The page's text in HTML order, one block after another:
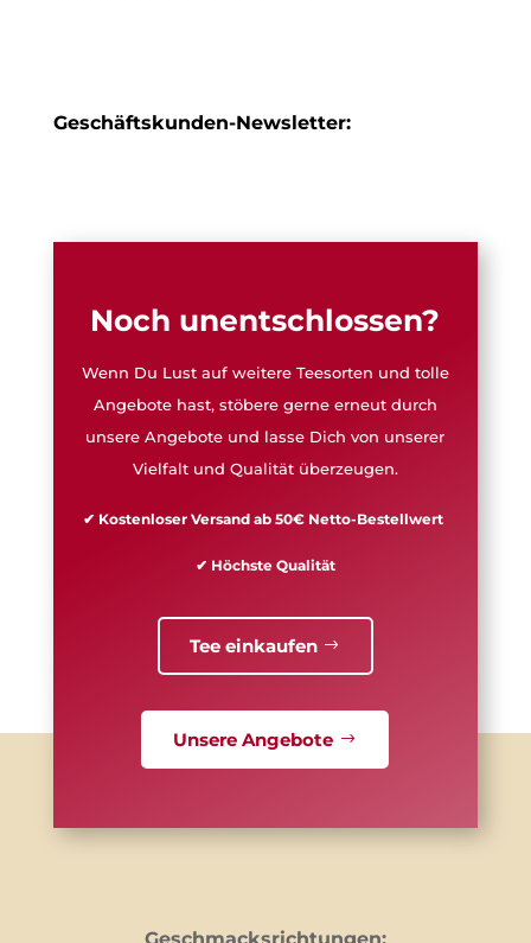
Geschäftskunden-Newsletter:
Noch unentschlossen?
Wenn Du Lust auf weitere Teesorten und tolle
Angebote hast, stöbere gerne erneut durch
unsere Angebote und lasse Dich von unserer
Vielfalt und Qualität überzeugen.
✔ Kostenloser Versand ab 50€ Netto-Bestellwert
✔ Höchste Qualität
Tee einkaufen
Unsere Angebote
Geschmacksrichtungen: